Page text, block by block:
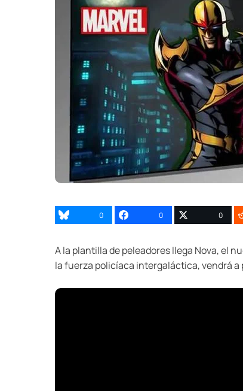
0 0 0
A la plantilla de peleadores llega Nova, el
la fuerza policíaca intergaláctica, vendrá